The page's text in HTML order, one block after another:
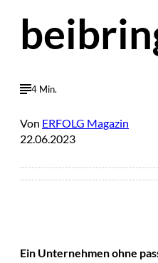
4 Min.
Von ERFOLG Magazin
22.06.2023
Ein Unternehmen ohne